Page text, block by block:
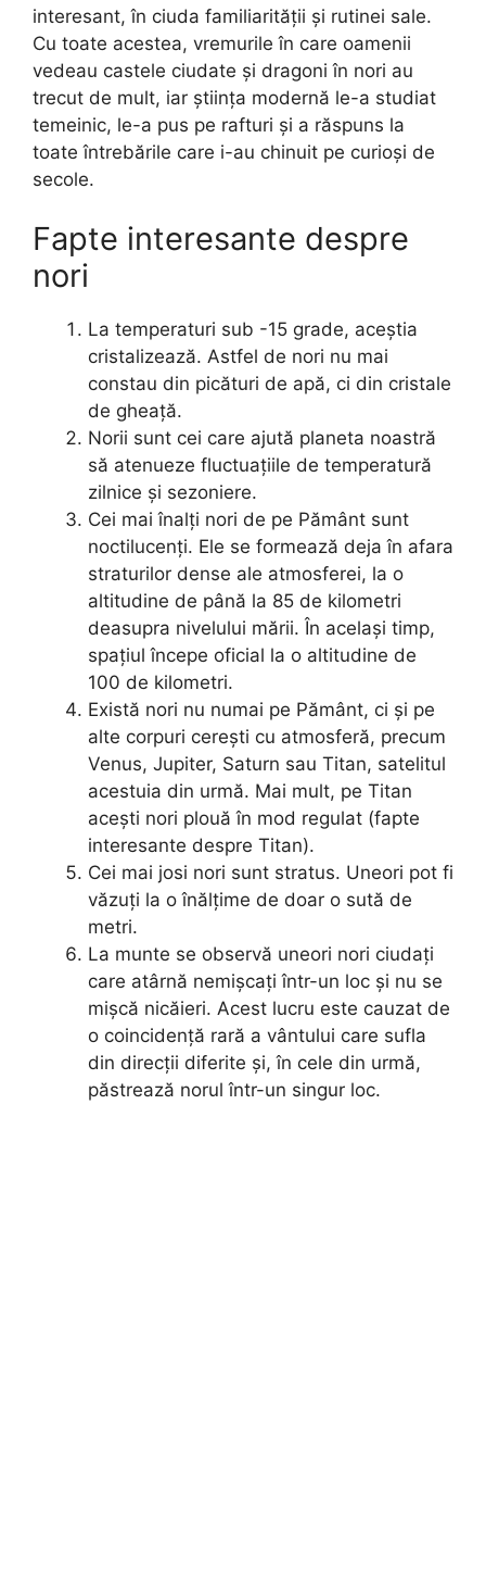
interesant, în ciuda familiarității și rutinei sale.
Cu toate acestea, vremurile în care oamenii
vedeau castele ciudate și dragoni în nori au
trecut de mult, iar știința modernă le-a studiat
temeinic, le-a pus pe rafturi și a răspuns la
toate întrebările care i-au chinuit pe curioși de
secole.
Fapte interesante despre
nori
La temperaturi sub -15 grade, aceștia
cristalizează. Astfel de nori nu mai
constau din picături de apă, ci din cristale
de gheață.
Norii sunt cei care ajută planeta noastră
să atenueze fluctuațiile de temperatură
zilnice și sezoniere.
Cei mai înalți nori de pe Pământ sunt
noctilucenți. Ele se formează deja în afara
straturilor dense ale atmosferei, la o
altitudine de până la 85 de kilometri
deasupra nivelului mării. În același timp,
spațiul începe oficial la o altitudine de
100 de kilometri.
Există nori nu numai pe Pământ, ci și pe
alte corpuri cerești cu atmosferă, precum
Venus, Jupiter, Saturn sau Titan, satelitul
acestuia din urmă. Mai mult, pe Titan
acești nori plouă în mod regulat (fapte
interesante despre Titan).
Cei mai josi nori sunt stratus. Uneori pot fi
văzuți la o înălțime de doar o sută de
metri.
La munte se observă uneori nori ciudați
care atârnă nemișcați într-un loc și nu se
mișcă nicăieri. Acest lucru este cauzat de
o coincidență rară a vântului care sufla
din direcții diferite și, în cele din urmă,
păstrează norul într-un singur loc.